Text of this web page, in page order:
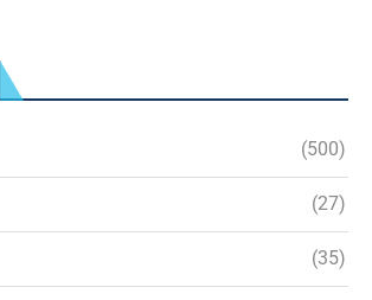
(500)
(27)
(35)